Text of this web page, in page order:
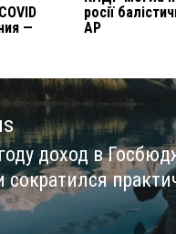
—
росії
AP
доход в
сократился